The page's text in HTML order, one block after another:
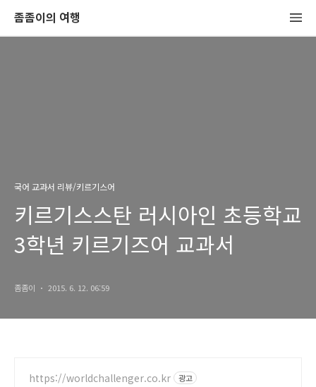
좀좀이의 여행
국어 교과서 리뷰/키르기스어
키르기스스탄 러시아인 초등학교
3학년 키르기즈어 교과서
좀좀이 2015. 6. 12. 06:59
https://worldchallenger.co.kr 광고